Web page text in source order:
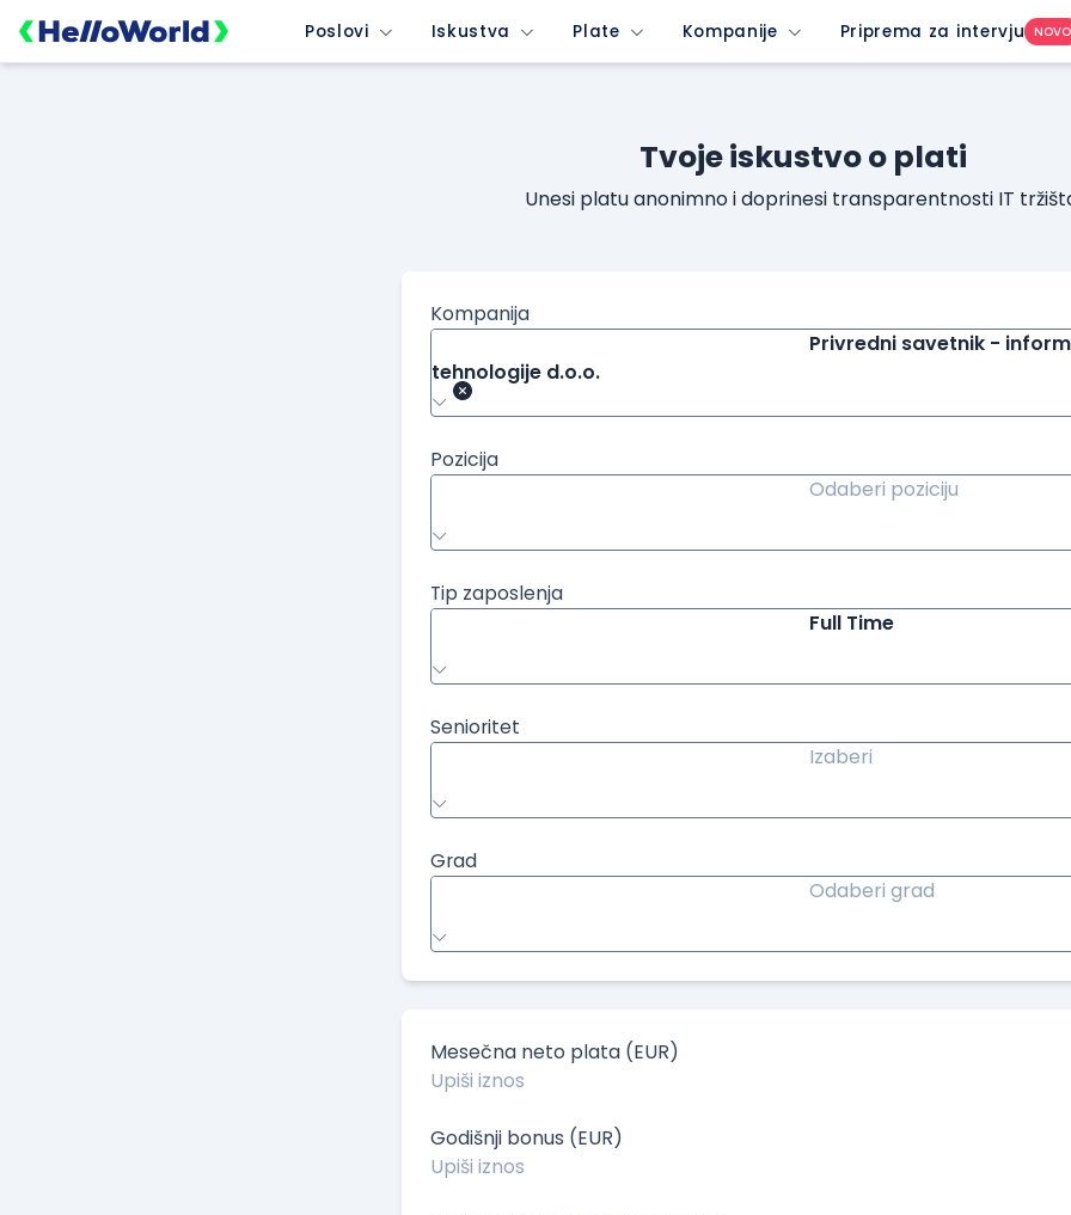
Poslovi Iskustva Plate Kompanije Priprema za intervju NOVO
Tvoje iskustvo o plati
Unesi platu anonimno i doprinesi transparentnosti IT
Kompanija
Privredni savetnik -
tehnologije d.o.o.
Pozicija
Odaberi poziciju
Tip zaposlenja
Full Time
Senioritet
Izaberi
Grad
Odaberi grad
Mesečna neto plata (EUR)
Godišnji bonus (EUR)